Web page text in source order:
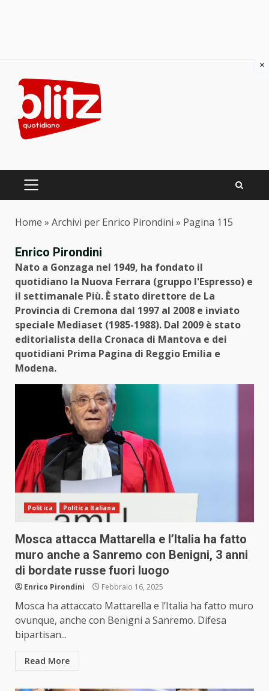
content
PRIMARY
Home » Archivi per Enrico Pirondini » Pagina 115
Enrico Pirondini
Nato a Gonzaga nel 1949, ha fondato il
quotidiano la Nuova Ferrara (gruppo l'Espresso) e
il settimanale Più. È stato direttore de La
Provincia di Cremona dal 1997 al 2008 e inviato
speciale Mediaset (1985-1988). Dal 2009 è stato
editorialista della Cronaca di Mantova e dei
quotidiani Prima Pagina di Reggio Emilia e
Modena.
Politica Politica Italiana
Mosca attacca Mattarella e l’Italia ha fatto
muro anche a Sanremo con Benigni, 3 anni
di bordate russe fuori luogo
Enrico Pirondini Febbraio 16, 2025
Mosca ha attaccato Mattarella e l’Italia ha fatto muro
ovunque, anche con Benigni a Sanremo. Difesa
bipartisan...
Read More
×